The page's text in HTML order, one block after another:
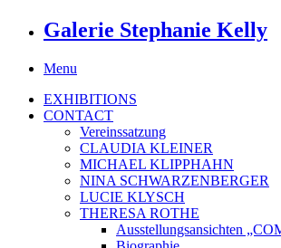
Galerie Stephanie Kelly
Menu
EXHIBITIONS
CONTACT
Vereinssatzung
CLAUDIA KLEINER
MICHAEL KLIPPHAHN
NINA SCHWARZENBERGER
LUCIE KLYSCH
THERESA ROTHE
Ausstellungsansichten